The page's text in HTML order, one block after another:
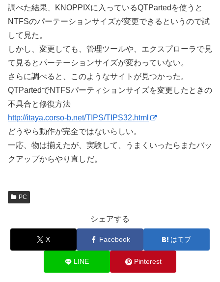
調べた結果、KNOPPIXに入っているQTPartedを使うと
NTFSのパーテーションサイズが変更できるというので試
して見た。
しかし、変更しても、管理ツールや、エクスプローラで見
て見るとパーテーションサイズが変わっていない。
さらに調べると、このようなサイトが見つかった。
QTPartedでNTFSパーティションサイズを変更したときの
不具合と修復方法
http://itaya.corso-b.net/TIPS/TIPS32.html
どうやら動作が完全ではないらしい。
一応、物は揃えたが、実験して、うまくいったらまたバッ
クアップからやり直しだ。
PC
シェアする
X Facebook はてブ
LINE Pinterest